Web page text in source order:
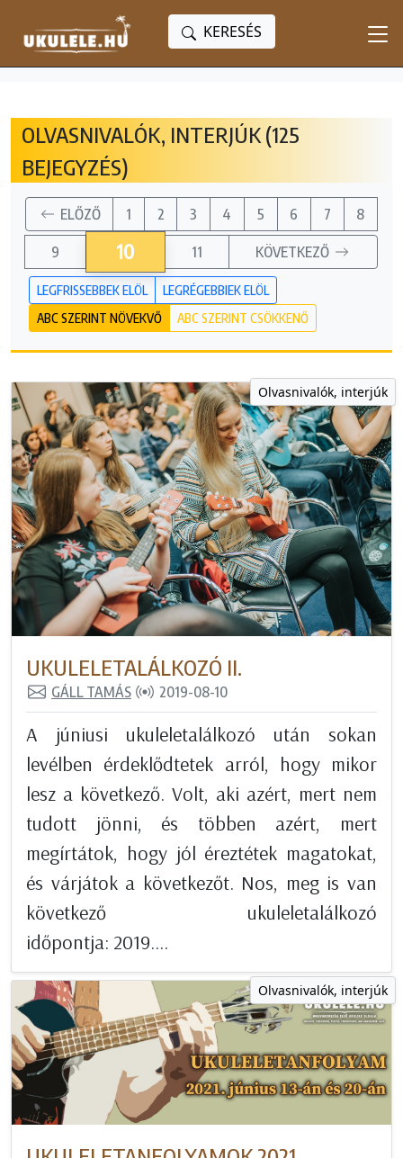
KERESÉS
OLVASNIVALÓK, INTERJÚK (125
BEJEGYZÉS)
ELŐZŐ 1 2 3 4 5 6 7 8
9 10 11 KÖVETKEZŐ
LEGFRISSEBBEK ELÖL
LEGRÉGEBBIEK ELÖL
ABC SZERINT NÖVEKVŐ
ABC SZERINT CSÖKKENŐ
Olvasnivalók, interjúk
UKULELETALÁLKOZÓ II.
GÁLL TAMÁS 2019-08-10
A júniusi ukuleletalálkozó után sokan
levélben érdeklődtetek arról, hogy mikor
lesz a következő. Volt, aki azért, mert nem
tudott jönni, és többen azért, mert
megírtátok, hogy jól éreztétek magatokat,
és várjátok a következőt. Nos, meg is van
következő ukuleletalálkozó
időpontja: 2019....
Olvasnivalók, interjúk